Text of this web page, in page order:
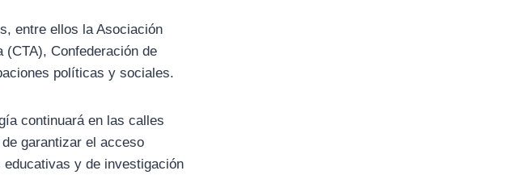
entre ellos la Asociación
(CTA), Confederación de
políticas y sociales.
continuará en las calles
garantizar el acceso
y de investigación